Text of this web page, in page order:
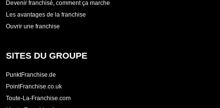
Devenir franchisé, comment ça marche
Les avantages de la franchise
Ouvrir une franchise
SITES DU GROUPE
PunktFranchise.de
PointFranchise.co.uk
Toute-La-Franchise.com